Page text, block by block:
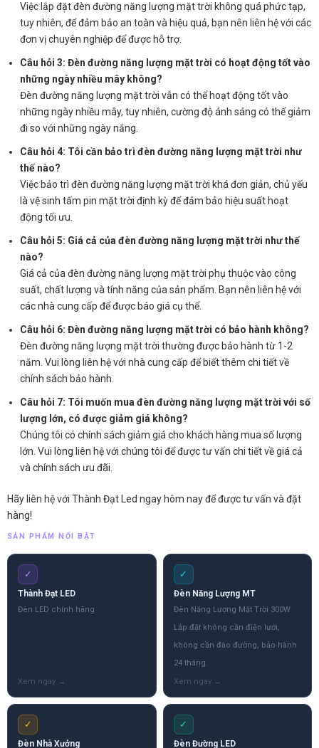
Việc lắp đặt đèn đường năng lượng mặt trời không quá phức tạp,
tuy nhiên, để đảm bảo an toàn và hiệu quả, bạn nên liên hệ với các
đơn vị chuyên nghiệp để được hỗ trợ.
Câu hỏi 3: Đèn đường năng lượng mặt trời có hoạt động tốt vào
những ngày nhiều mây không?
Đèn đường năng lượng mặt trời vẫn có thể hoạt động tốt vào
những ngày nhiều mây, tuy nhiên, cường độ ánh sáng có thể giảm
đi so với những ngày nắng.
Câu hỏi 4: Tôi cần bảo trì đèn đường năng lượng mặt trời như
thế nào?
Việc bảo trì đèn đường năng lượng mặt trời khá đơn giản, chủ yếu
là vệ sinh tấm pin mặt trời định kỳ để đảm bảo hiệu suất hoạt
động tối ưu.
Câu hỏi 5: Giá cả của đèn đường năng lượng mặt trời như thế
nào?
Giá cả của đèn đường năng lượng mặt trời phụ thuộc vào công
suất, chất lượng và tính năng của sản phẩm. Bạn nên liên hệ với
các nhà cung cấp để được báo giá cụ thể.
Câu hỏi 6: Đèn đường năng lượng mặt trời có bảo hành không?
Đèn đường năng lượng mặt trời thường được bảo hành từ 1-2
năm. Vui lòng liên hệ với nhà cung cấp để biết thêm chi tiết về
chính sách bảo hành.
Câu hỏi 7: Tôi muốn mua đèn đường năng lượng mặt trời với số
lượng lớn, có được giảm giá không?
Chúng tôi có chính sách giảm giá cho khách hàng mua số lượng
lớn. Vui lòng liên hệ với chúng tôi để được tư vấn chi tiết về giá cả
và chính sách ưu đãi.
Hãy liên hệ với Thành Đạt Led ngay hôm nay để được tư vấn và đặt
hàng!
SẢN PHẨM NỔI BẬT
✓
Thành Đạt LED
Đèn LED chính hãng
✓
Đèn Năng Lượng MT
Đèn Năng Lượng Mặt Trời 300W
Lắp đặt không cần điện lưới,
không cần đào đường, bảo hành
24 tháng.
✓
Đèn Nhà Xưởng
✓
Đèn Đường LED